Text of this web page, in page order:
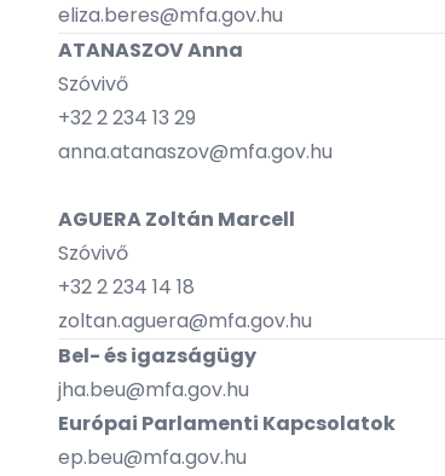
eliza.beres@mfa.gov.hu
ATANASZOV Anna
Szóvivő
+32 2 234 13 29
anna.atanaszov@mfa.gov.hu
AGUERA Zoltán Marcell
Szóvivő
+32 2 234 14 18
zoltan.aguera@mfa.gov.hu
Bel- és igazságügy
jha.beu@mfa.gov.hu
Európai Parlamenti Kapcsolatok
ep.beu@mfa.gov.hu